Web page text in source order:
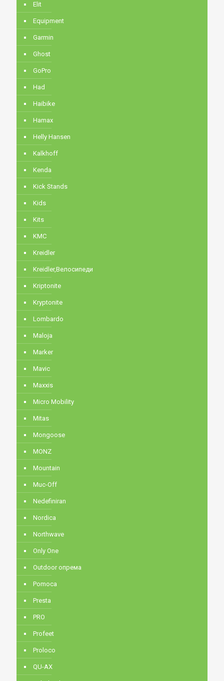
Elit
Equipment
Garmin
Ghost
GoPro
Had
Haibike
Hamax
Helly Hansen
Kalkhoff
Kenda
Kick Stands
Kids
Kits
KMC
Kreidler
Kreidler,Велосипеди
Kriptonite
Kryptonite
Lombardo
Maloja
Marker
Mavic
Maxxis
Micro Mobility
Mitas
Mongoose
MONZ
Mountain
Muc-Off
Nedefiniran
Nordica
Northwave
Only One
Outdoor опрема
Pomoca
Presta
PRO
Profeet
Proloco
QU-AX